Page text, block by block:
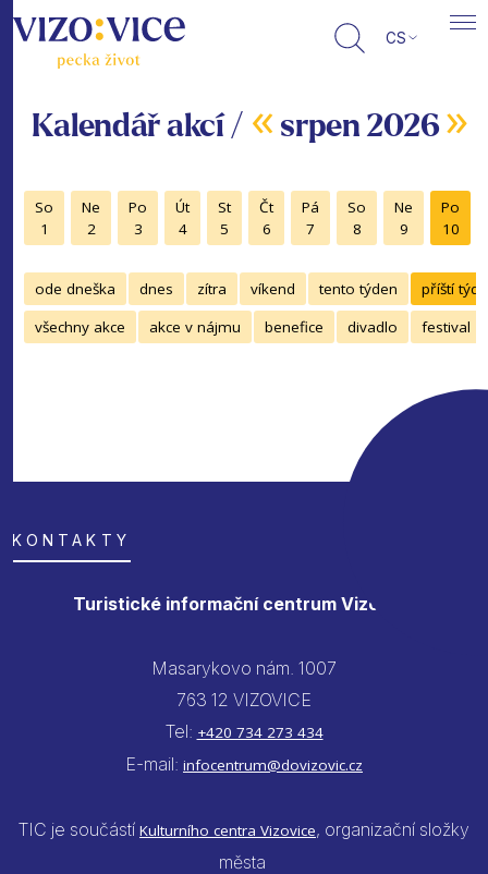
CS
Kalendář akcí / « srpen 2026 »
So
1
Ne
2
Po
3
Út
4
St
5
Čt
6
Pá
7
So
8
Ne
9
Po
10
ode dneška dnes zítra víkend tento týden
příští
všechny akce
akce v nájmu benefice divadlo festival
KONTAKTY
Turistické informační centrum Vizovice
Masarykovo nám. 1007
763 12 VIZOVICE
Tel: +420 734 273 434
E-mail: infocentrum@dovizovic.cz
TIC je součástí Kulturního centra Vizovice, organizační složky
města